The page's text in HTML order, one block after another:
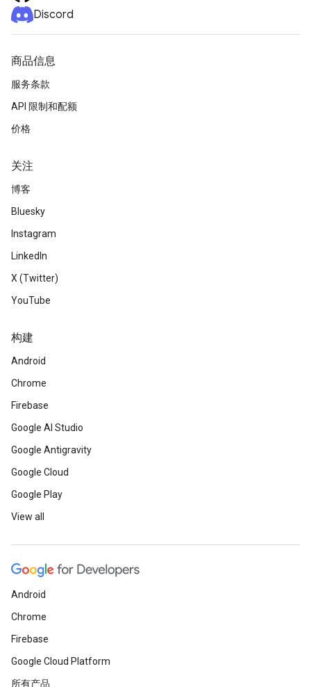
Discord
商品信息
服务条款
API 限制和配额
价格
关注
博客
Bluesky
Instagram
LinkedIn
X (Twitter)
YouTube
构建
Android
Chrome
Firebase
Google AI Studio
Google Antigravity
Google Cloud
Google Play
View all
Android
Chrome
Firebase
Google Cloud Platform
所有产品